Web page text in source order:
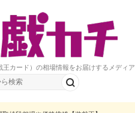
カード）の相場情報をお届けするメディア